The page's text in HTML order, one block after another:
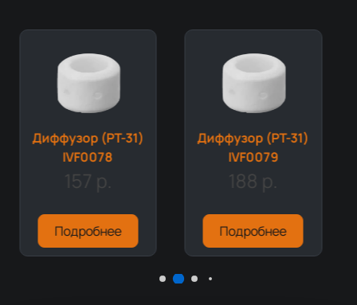
Диффузор (PT-31)
IVF0078
157 р.
Подробнее
Диффузор (PT-31)
IVF0079
188 р.
Подробнее